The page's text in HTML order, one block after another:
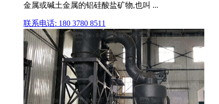
金属或碱土金属的铝硅酸盐矿物,也叫 ...
联系电话: 180 3780 8511